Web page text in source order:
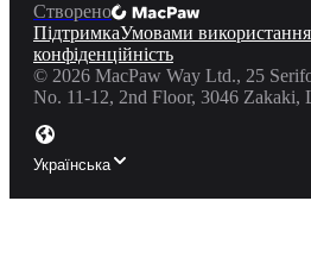
Створено
ПідтримкаУмовами використання
конфіденційність
© 2026 MacPaw Way Ltd., 25
No. 11-12, 2nd Floor, 3046 Zakaki,
Українська